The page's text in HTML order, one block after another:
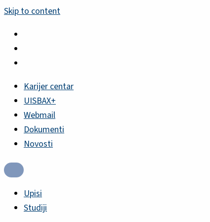
Skip to content
Karijer centar
UISBAX+
Webmail
Dokumenti
Novosti
Upisi
Studiji